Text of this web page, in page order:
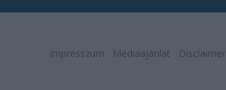
Impresszum Médiaajánlat Disclaimer